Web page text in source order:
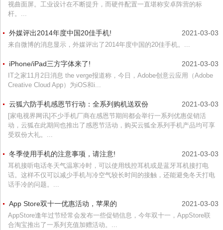
视曲面屏。工业设计在不断提升，而硬件配置一直堪称安卓阵营的标
杆。...
2021-03-03
外媒评出2014年度中国20佳手机!
来自微博的消息显示，外媒评出了2014年度中国的20佳手机。...
2021-03-03
iPhone/iPad三方字体来了!
IT之家11月2日消息 the verge报道称，今日，Adobe创意云应用（Adobe
Creative Cloud App）为iOS和i...
2021-03-03
云狐六防手机感恩节行动：全系列购机送双份
[家电视界网讯]不少手机厂商在感恩节期间都会举行一系列优惠促销活
动，云狐在此期间也推出了感恩节活动，购买云狐全系列手机产品均可享
受双份大礼。...
2021-03-03
冬季使用手机的注意事项，请注意!
耳机接听电话冬天气温寒冷时，可以使用线控耳机或是蓝牙耳机接打电
话。这样不仅可以减少手机与冷空气较长时间的接触，还能避免冬天打电
话手冷的问题。...
2021-03-03
App Store双十一优惠活动，苹果的
AppStore逢年过节经常会发布一些促销信息，今年双十一，AppStore联
合淘宝推出了一系列充值加赠活动。...